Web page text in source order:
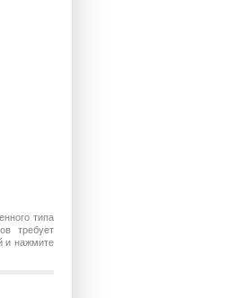
типа
требует
и нажмите